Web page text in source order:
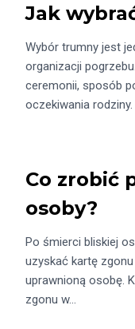
Jak
Wybór trumny jest
organizacji
ceremonii, sposób
oczekiwania
Co zrobić
osoby?
Po śmierci bliskiej
uzyskać kartę
uprawnioną osobę.
zgonu w…